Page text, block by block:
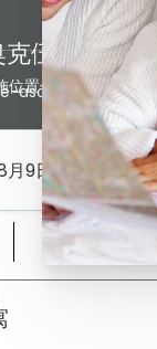
位置优惠促销画廊 荣
伍德豪景
ascott.com
雅加达 Cozmo 奥克伍